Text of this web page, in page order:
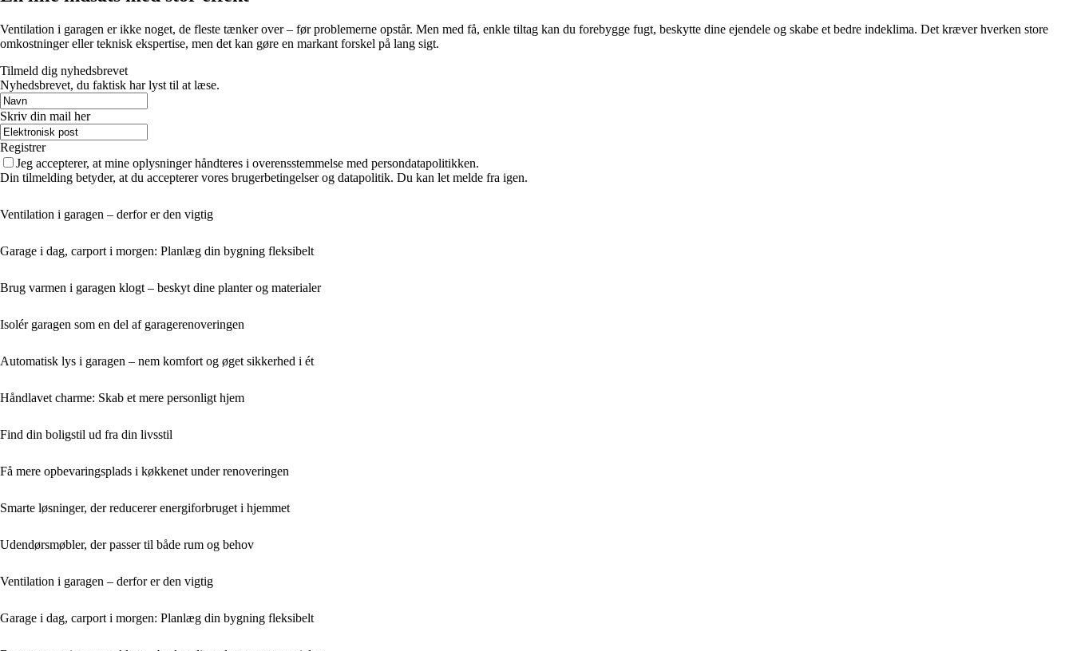
Ventilation i garagen er ikke noget, de fleste tænker over – før problemerne opstår. Men med få, enkle tiltag kan du forebygge fugt, beskytte dine ejendele og skabe et bedre indeklima. Det kræver hverken store
omkostninger eller teknisk ekspertise, men det kan gøre en markant forskel på lang sigt.
Tilmeld dig nyhedsbrevet
Nyhedsbrevet, du faktisk har lyst til at læse.
Skriv din mail her
Registrer
Jeg accepterer, at mine oplysninger håndteres i overensstemmelse med persondatapolitikken.
Din tilmelding betyder, at du accepterer vores brugerbetingelser og datapolitik. Du kan let melde fra igen.
Ventilation i garagen – derfor er den vigtig
Garage i dag, carport i morgen: Planlæg din bygning fleksibelt
Brug varmen i garagen klogt – beskyt dine planter og materialer
Isolér garagen som en del af garagerenoveringen
Automatisk lys i garagen – nem komfort og øget sikkerhed i ét
Håndlavet charme: Skab et mere personligt hjem
Find din boligstil ud fra din livsstil
Få mere opbevaringsplads i køkkenet under renoveringen
Smarte løsninger, der reducerer energiforbruget i hjemmet
Udendørsmøbler, der passer til både rum og behov
Ventilation i garagen – derfor er den vigtig
Garage i dag, carport i morgen: Planlæg din bygning fleksibelt